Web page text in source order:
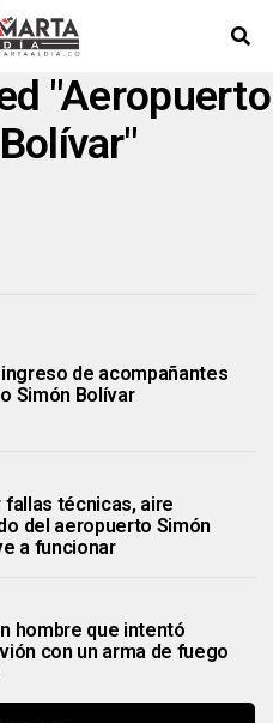
"Aeropuerto
de acompañantes
Simón Bolívar
fallas técnicas, aire
del aeropuerto Simón
a funcionar
hombre que intentó
con un arma de fuego